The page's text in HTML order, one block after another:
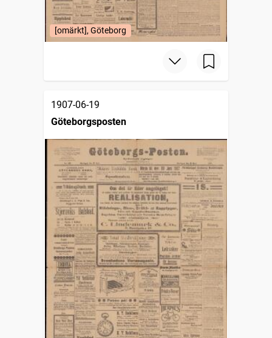
[omärkt], Göteborg
1907-06-19
Göteborgsposten